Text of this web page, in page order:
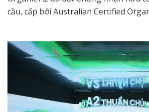
cầu, cấp bởi Australian Certified